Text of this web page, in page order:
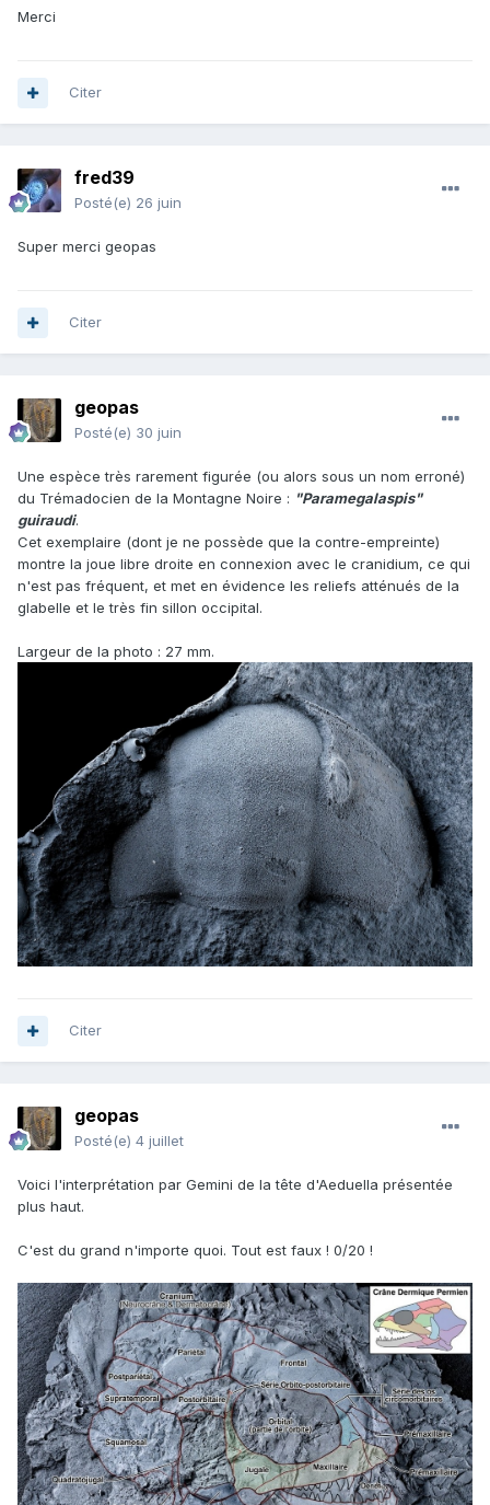
Merci
Citer
fred39
Posté(e) 26 juin
Super merci geopas
Citer
geopas
Posté(e) 30 juin
Une espèce très rarement figurée (ou alors sous un nom erroné)
du Trémadocien de la Montagne Noire : "Paramegalaspis"
guiraudi.
Cet exemplaire (dont je ne possède que la contre-empreinte)
montre la joue libre droite en connexion avec le cranidium, ce qui
n'est pas fréquent, et met en évidence les reliefs atténués de la
glabelle et le très fin sillon occipital.
Largeur de la photo : 27 mm.
Citer
geopas
Posté(e) 4 juillet
Voici l'interprétation par Gemini de la tête d'Aeduella présentée
plus haut.
C'est du grand n'importe quoi. Tout est faux ! 0/20 !